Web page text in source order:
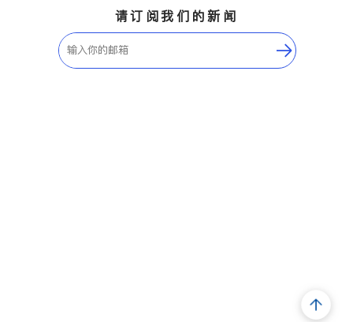
请订阅我们的新闻